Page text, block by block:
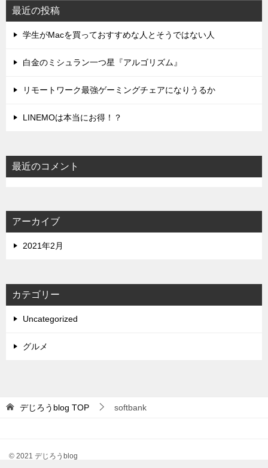
最近の投稿
学生がMacを買っておすすめな人とそうではない人
白金のミシュラン一つ星『アルゴリズム』
リモートワーク最強ゲーミングチェアになりうるか
LINEMOは本当にお得！？
最近のコメント
アーカイブ
2021年2月
カテゴリー
Uncategorized
グルメ
デじろうblog TOP softbank
© 2021 デじろうblog